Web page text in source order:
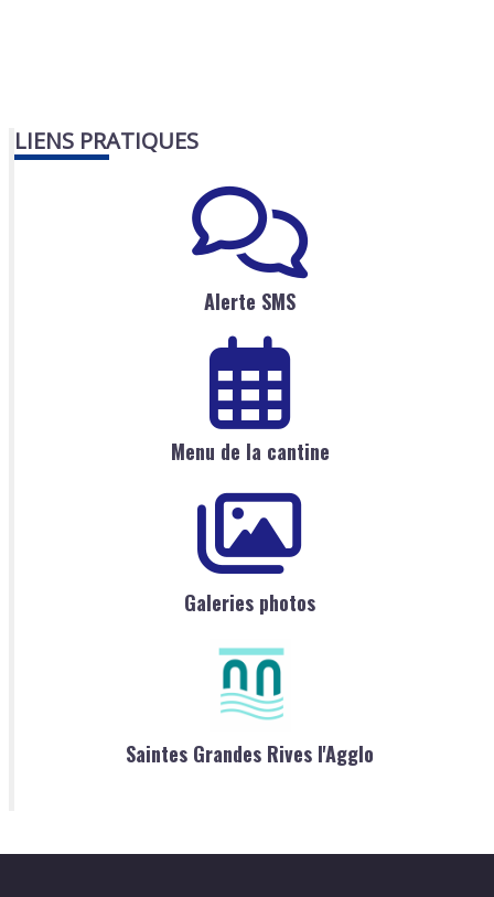
LIENS PRATIQUES
Alerte SMS
Menu de la cantine
Galeries photos
Saintes Grandes Rives l'Agglo